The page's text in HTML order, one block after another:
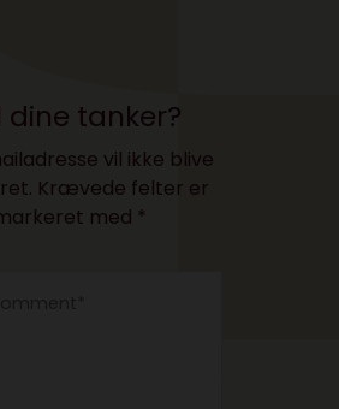
dine tanker?
vil ikke blive
Krævede felter er
med *